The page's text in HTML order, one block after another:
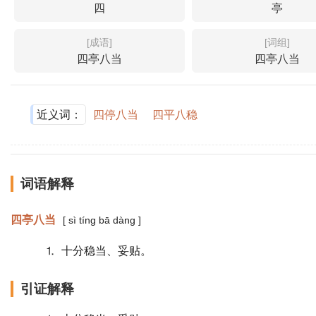
四 亭
[成语]
四亭八当
[词组]
四亭八当
近义词： 四停八当 四平八稳
词语解释
四亭八当 [ sì tíng bā dàng ]
⒈ 十分稳当、妥贴。
引证解释